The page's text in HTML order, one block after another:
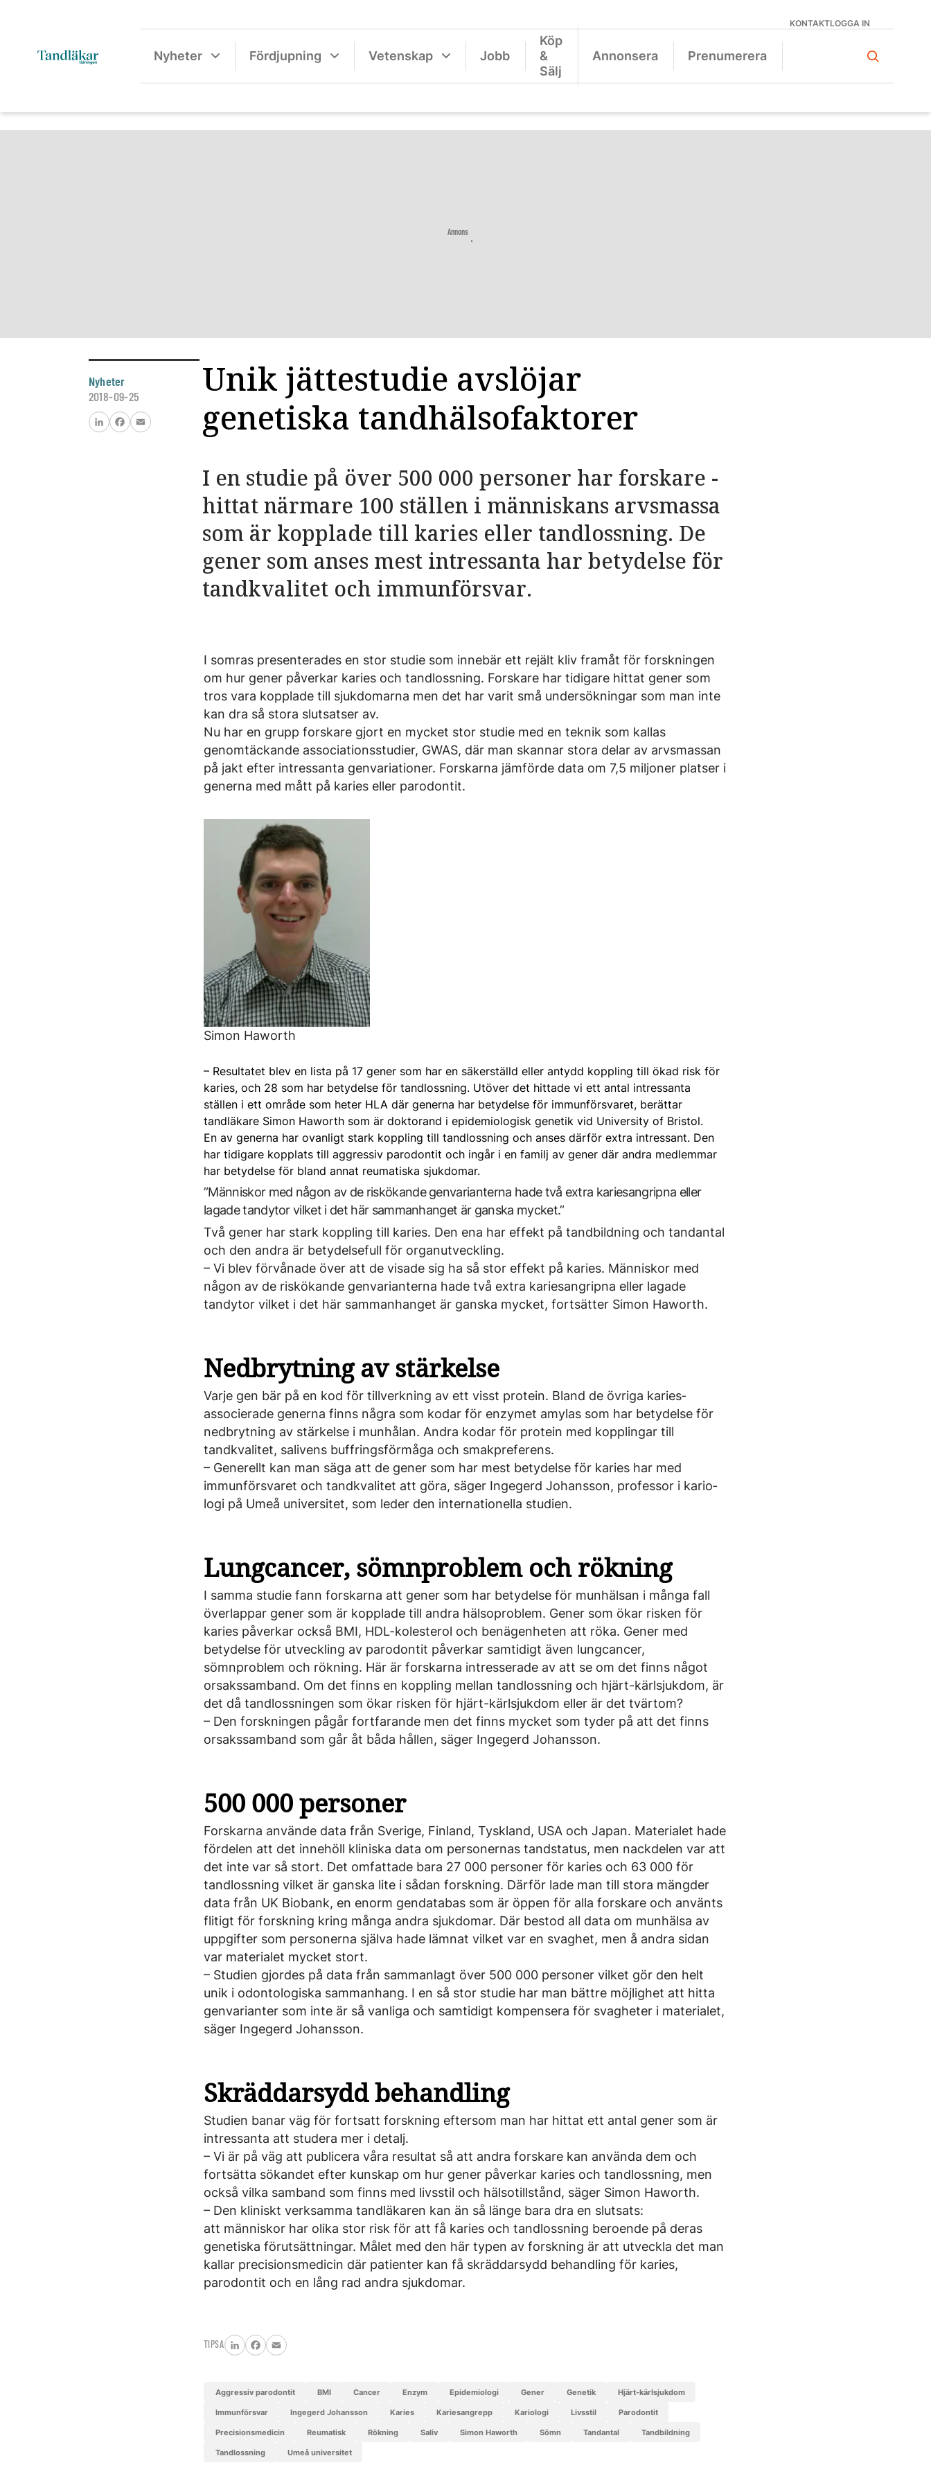
KONTAKTLOGGA IN
Nyheter Fördjupning Vetenskap Jobb
Köp
&
Sälj
Annonsera Prenumerera
Annons
Nyheter
2018-09-25
FacebookEmail
Unik jättestudie ­avslöjar
genetiska tandhälsofaktorer
I en studie på över 500 000 personer har forskare ­
hittat närmare 100 ställen i människans arvsmassa
som är kopplade till karies eller tandlossning. De
gener som anses mest intressanta har betydelse för
tandkvalitet och immunförsvar.
I somras presenterades en stor studie som innebär ett rejält kliv framåt för forskningen
om hur gener påverkar karies och tandlossning. Forskare har tidigare hittat gener som
tros vara kopplade till sjukdomarna men det har varit små undersökningar som man inte
kan dra så stora slutsatser av.
Nu har en grupp forskare gjort en mycket stor studie med en teknik som kallas
genomtäckande associationsstudier, GWAS, där man skannar stora delar av arvsmassan
på jakt efter intressanta genvariationer. Forskarna jämförde data om 7,5 miljoner platser i
generna med mått på karies eller parodontit.
Simon Haworth
– Resultatet blev en lista på 17 gener som har en säker­ställd eller antydd koppling till ökad risk för
karies, och 28 som har betydelse för tandlossning. Utöver det hittade vi ett antal intressanta
ställen i ett område som heter HLA där generna har betydelse för immunförsvaret, berättar
tandläkare Simon Haworth som är doktorand i epidemiologisk genetik vid University of Bristol.
En av generna har ovanligt stark koppling till tandlossning och anses därför extra intressant. Den
har tidigare kopplats till aggressiv parodontit och ingår i en familj av gener där andra medlemmar
har betydelse för bland annat reumatiska sjukdomar.
”Människor med någon av de riskökande genvarianterna hade två extra kariesangripna eller
lagade tandytor vilket i det här sammanhanget är ganska mycket.”
Två gener har stark koppling till karies. Den ena har effekt på tandbildning och tand­antal
och den andra är betydelsefull för organ­utveckling.
– Vi blev förvånade över att de visade sig ha så stor effekt på karies. Människor med
någon av de riskökande genvarianterna hade två extra kariesangripna eller lagade
tandytor vilket i det här sammanhanget är ganska mycket, fortsätter Simon Haworth.
Nedbrytning av stärkelse
Varje gen bär på en kod för tillverkning av ett visst protein. Bland de övriga karies­
associerade generna finns några som kodar för enzymet amylas som har bety­delse för
nedbrytning av stärkelse i munhålan. Andra kodar för protein med kopplingar till
tandkvalitet, salivens buffringsförmåga och smak­preferens.
– Generellt kan man säga att de gener som har mest betydelse för karies har med
immunförsvaret och tand­kvali­tet att göra, säger Ingegerd Johansson, professor i kario­
logi på Umeå universitet, som leder den internationella studien.
Lungcancer, sömnproblem och rökning
I samma studie fann forskarna att gener som har betydelse för munhälsan i många fall
överlappar gener som är kopplade till andra hälsoproblem. Gener som ökar risken för
karies påverkar ­också BMI, HDL-kolesterol och benägenheten att röka. Gener med
betydelse för utveckling av parodontit påverkar samtidigt även lungcancer,
sömnproblem och rökning. Här är forskarna intresserade av att se om det finns något
orsakssamband. Om det finns en koppling mellan tandlossning och hjärt-kärlsjukdom, är
det då tandlossningen som ökar risken för hjärt-kärlsjukdom eller är det tvärtom?
– Den forskningen pågår fortfarande men det finns mycket som tyder på att det finns
orsakssamband som går åt båda hållen, säger Ingegerd Johansson.
500 000 personer
Forskarna använde data från Sverige, Finland, Tyskland, USA och Japan. Materialet hade
fördelen att det innehöll kliniska data om personernas tandstatus, men nackdelen var att
det inte var så stort. Det omfattade bara 27 000 personer för karies och 63 000 för
tandlossning vilket är ganska lite i sådan forskning. Därför lade man till stora mängder
data från UK Biobank, en enorm gendatabas som är öppen för alla forskare och använts
flitigt för forskning kring många andra sjukdomar. Där bestod all data om munhälsa av
uppgifter som personerna själva hade lämnat vilket var en svaghet, men å andra sidan
var materialet mycket stort.
– Studien gjordes på data från sammanlagt över 500 000 personer vilket gör den helt
unik i odontologiska sammanhang. I en så stor studie har man bättre möjlighet att hitta
genvarianter som inte är så vanliga och samtidigt kompensera för svagheter i materialet,
säger Ingegerd Johansson.
Skräddarsydd behandling
Studien banar väg för fortsatt forskning eftersom man har hittat ett antal gener som är
intressanta att studera mer i detalj.
– Vi är på väg att publicera våra resultat så att andra forskare kan använda dem och
fortsätta sökandet efter kunskap om hur gener påverkar karies och tandlossning, men
också vilka samband som finns med livsstil och hälsotillstånd, säger Simon Haworth.
– Den kliniskt verksamma tandläkaren kan än så länge bara dra en slutsats:
att människor har olika stor risk för att få karies och tandlossning beroende på deras
genetiska förutsättningar. Målet med den här typen av forskning är att utveckla det man
kallar precisionsmedicin där patienter kan få skräddarsydd behandling för karies,
parodontit och en lång rad andra sjukdomar.
TIPSA
LinkedInFacebook
Email
aggressiv parodontit BMI cancer enzym epidemiologi gener genetik hjärt-kärlsjukdom
immunförsvar Ingegerd Johansson karies kariesangrepp kariologi livsstil parodontit
precisionsmedicin reumatisk rökning saliv Simon Haworth sömn tandantal tandbildning
tandlossning Umeå universitet